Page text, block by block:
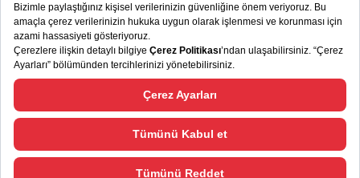
BİZ KİMİZ?